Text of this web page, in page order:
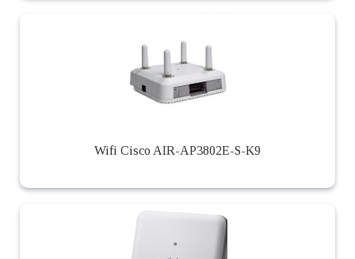
Wifi Cisco AIR-AP3802E-S-K9